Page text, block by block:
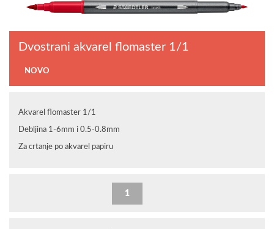
Dvostrani akvarel flomaster 1/1
NOVO
Akvarel flomaster 1/1
Debljina 1-6mm i 0.5-0.8mm
Za crtanje po akvarel papiru